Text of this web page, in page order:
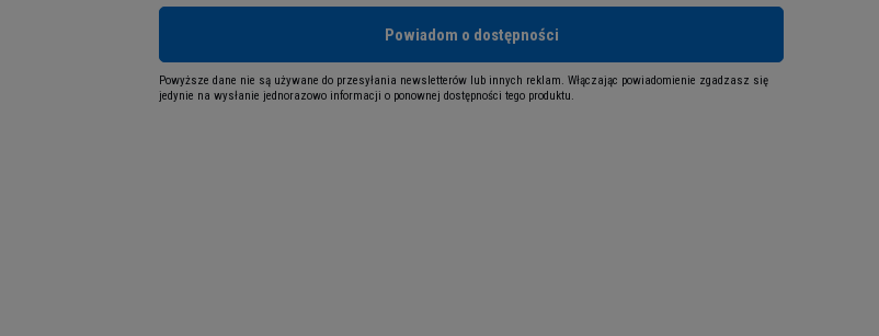
Powiadom o dostępności
Powyższe dane nie są używane do przesyłania newsletterów lub innych reklam. Włączając powiadomienie zgadzasz się
jedynie na wysłanie jednorazowo informacji o ponownej dostępności tego produktu.